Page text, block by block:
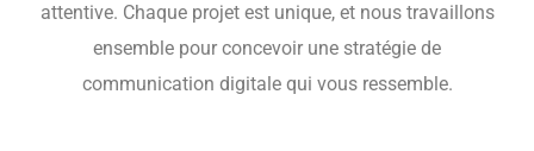
attentive. Chaque projet est unique, et nous travaillons
ensemble pour concevoir une stratégie de
communication digitale qui vous ressemble.